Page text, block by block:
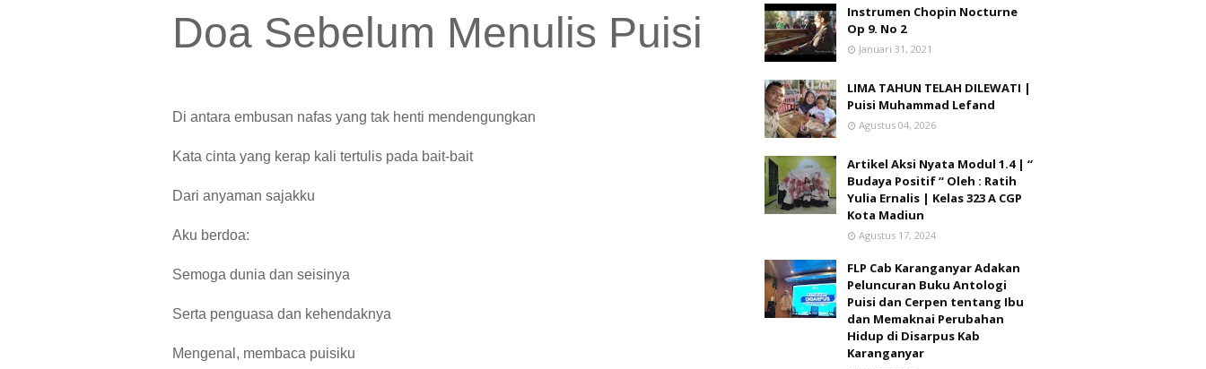
Doa Sebelum Menulis Puisi
Di antara embusan nafas yang tak henti mendengungkan
Kata cinta yang kerap kali tertulis pada bait-bait
Dari anyaman sajakku
Aku berdoa:
Semoga dunia dan seisinya
Serta penguasa dan kehendaknya
Mengenal, membaca puisiku
Instrumen Chopin Nocturne
Op 9. No 2
Januari 31, 2021
LIMA TAHUN TELAH DILEWATI |
Puisi Muhammad Lefand
Agustus 04, 2026
Artikel Aksi Nyata Modul 1.4 | “
Budaya Positif “ Oleh : Ratih
Yulia Ernalis | Kelas 323 A CGP
Kota Madiun
Agustus 17, 2024
FLP Cab Karanganyar Adakan
Peluncuran Buku Antologi
Puisi dan Cerpen tentang Ibu
dan Memaknai Perubahan
Hidup di Disarpus Kab
Karanganyar